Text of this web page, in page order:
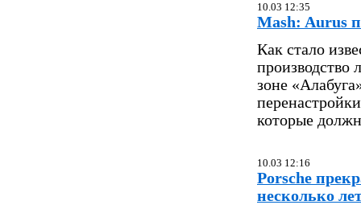
10.03 12:35
Mash: Aurus
Как стало
производство
зоне
которые
10.03 12:16
Porsche
несколько